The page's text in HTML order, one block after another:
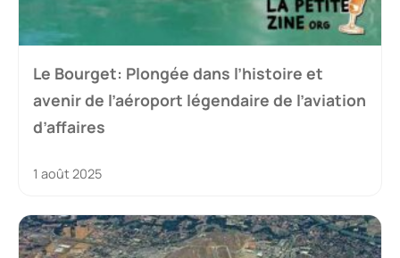
Le Bourget: Plongée dans l’histoire et
avenir de l’aéroport légendaire de l’aviation
d’affaires
1 août 2025